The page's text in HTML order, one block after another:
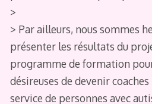
>
> Par ailleurs, nous sommes
présenter les résultats du
programme de formation
désireuses de devenir
service de personnes avec